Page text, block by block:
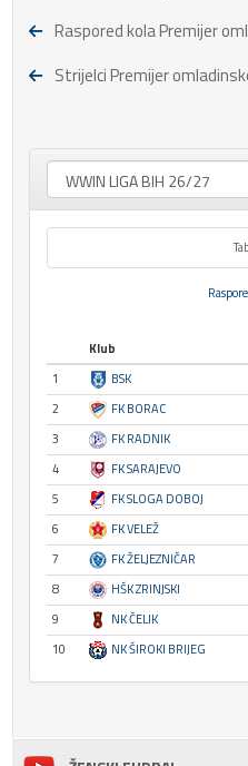
Raspored kola Premijer
Strijelci Premijer
Klub
1
BSK
2
FK BORAC
3
FK RADNIK
4
FK SARAJEVO
5
FK SLOGA DOBOJ
6
FK VELEŽ
7
FK ŽELJEZNIČAR
8
HŠK ZRINJSKI
9
NK ČELIK
10
NK ŠIROKI BRIJEG